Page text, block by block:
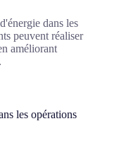
dans les
peuvent réaliser
améliorant
les opérations